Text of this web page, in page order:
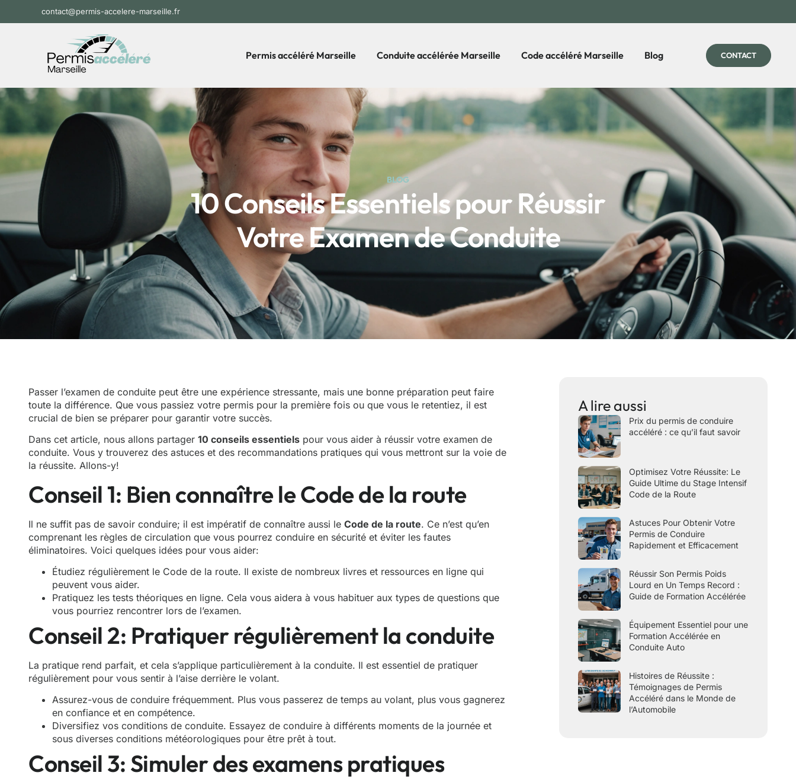
contact@permis-accelere-marseille.fr
Permis accéléré Marseille Conduite accélérée Marseille Code accéléré Marseille Blog CONTACT
BLOG
10 Conseils Essentiels pour Réussir
Votre Examen de Conduite
Passer l’examen de conduite peut être une expérience stressante, mais une bonne préparation peut faire
toute la différence. Que vous passiez votre permis pour la première fois ou que vous le retentiez, il est
crucial de bien se préparer pour garantir votre succès.
Dans cet article, nous allons partager 10 conseils essentiels pour vous aider à réussir votre examen de
conduite. Vous y trouverez des astuces et des recommandations pratiques qui vous mettront sur la voie de
la réussite. Allons-y!
Conseil 1: Bien connaître le Code de la route
Il ne suffit pas de savoir conduire; il est impératif de connaître aussi le Code de la route. Ce n’est qu’en
comprenant les règles de circulation que vous pourrez conduire en sécurité et éviter les fautes
éliminatoires. Voici quelques idées pour vous aider:
Étudiez régulièrement le Code de la route. Il existe de nombreux livres et ressources en ligne qui
peuvent vous aider.
Pratiquez les tests théoriques en ligne. Cela vous aidera à vous habituer aux types de questions que
vous pourriez rencontrer lors de l’examen.
Conseil 2: Pratiquer régulièrement la conduite
La pratique rend parfait, et cela s’applique particulièrement à la conduite. Il est essentiel de pratiquer
régulièrement pour vous sentir à l’aise derrière le volant.
Assurez-vous de conduire fréquemment. Plus vous passerez de temps au volant, plus vous gagnerez
en confiance et en compétence.
Diversifiez vos conditions de conduite. Essayez de conduire à différents moments de la journée et
sous diverses conditions météorologiques pour être prêt à tout.
Conseil 3: Simuler des examens pratiques
A lire aussi
Prix du permis de conduire
accéléré : ce qu’il faut savoir
Optimisez Votre Réussite: Le
Guide Ultime du Stage Intensif
Code de la Route
Astuces Pour Obtenir Votre
Permis de Conduire
Rapidement et Efficacement
Réussir Son Permis Poids
Lourd en Un Temps Record :
Guide de Formation Accélérée
Équipement Essentiel pour une
Formation Accélérée en
Conduite Auto
Histoires de Réussite :
Témoignages de Permis
Accéléré dans le Monde de
l’Automobile